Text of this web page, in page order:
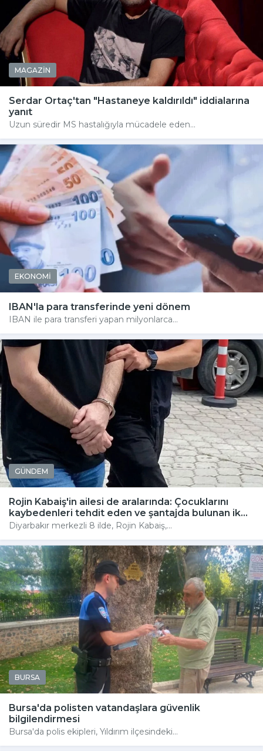
MAGAZİN
Serdar Ortaç'tan "Hastaneye kaldırıldı" iddialarına
yanıt
Uzun süredir MS hastalığıyla mücadele eden...
EKONOMİ
IBAN'la para transferinde yeni dönem
IBAN ile para transferi yapan milyonlarca...
GÜNDEM
Rojin Kabaiş'in ailesi de aralarında: Çocuklarını
kaybedenleri tehdit eden ve şantajda bulunan ik...
Diyarbakır merkezli 8 ilde, Rojin Kabaiş,...
BURSA
Bursa'da polisten vatandaşlara güvenlik
bilgilendirmesi
Bursa'da polis ekipleri, Yıldırım ilçesindeki...